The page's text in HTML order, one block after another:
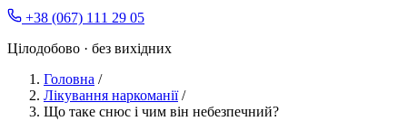
+38 (067) 111 29 05
Цілодобово · без вихідних
Головна /
Лікування наркоманії /
Що таке снюс і чим він небезпечний?